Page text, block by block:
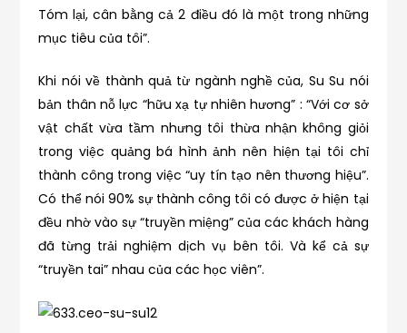
Tóm lại, cân bằng cả 2 điều đó là một trong những
mục tiêu của tôi”.
Khi nói về thành quả từ ngành nghề của, Su Su nói
bản thân nỗ lực “hữu xạ tự nhiên hương” : “Với cơ sở
vật chất vừa tầm nhưng tôi thừa nhận không giỏi
trong việc quảng bá hình ảnh nên hiện tại tôi chỉ
thành công trong việc “uy tín tạo nên thương hiệu”.
Có thể nói 90% sự thành công tôi có được ở hiện tại
đều nhờ vào sự “truyền miệng” của các khách hàng
đã từng trải nghiệm dịch vụ bên tôi. Và kể cả sự
“truyền tai” nhau của các học viên”.